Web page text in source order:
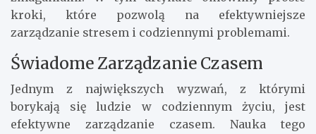
kroki, które pozwolą na efektywniejsze
zarządzanie stresem i codziennymi problemami.
Świadome Zarządzanie Czasem
Jednym z największych wyzwań, z którymi
borykają się ludzie w codziennym życiu, jest
efektywne zarządzanie czasem. Nauka tego